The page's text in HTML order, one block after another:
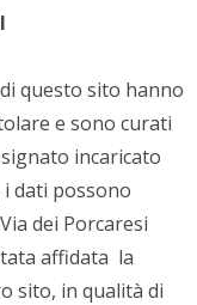
questo sito hanno
e sono curati
incaricato
dati possono
dei Porcaresi
affidata la
sito, in qualità di